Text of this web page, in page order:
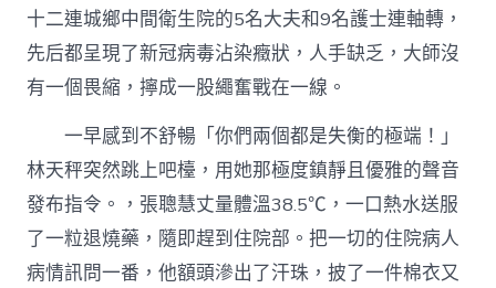
十二連城鄉中間衛生院的5名大夫和9名護士連軸轉，
先后都呈現了新冠病毒沾染癥狀，人手缺乏，大師沒
有一個畏縮，擰成一股繩奮戰在一線。
一早感到不舒暢「你們兩個都是失衡的極端！」
林天秤突然跳上吧檯，用她那極度鎮靜且優雅的聲音
發布指令。，張聰慧丈量體溫38.5℃，一口熱水送服
了一粒退燒藥，隨即趕到住院部。把一切的住院病人
病情訊問一番，他額頭滲出了汗珠，披了一件棉衣又